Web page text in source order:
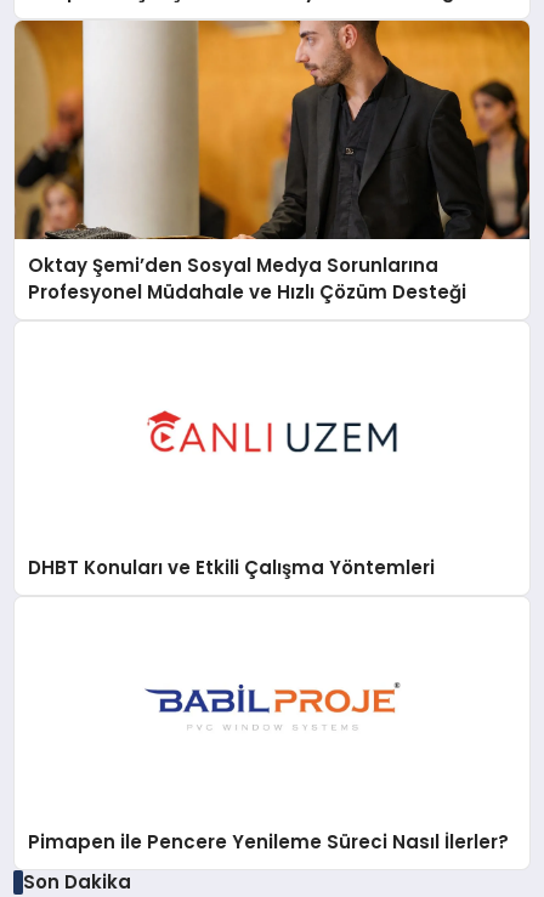
Oktay Şemi’den Sosyal Medya Sorunlarına
Profesyonel Müdahale ve Hızlı Çözüm Desteği
DHBT Konuları ve Etkili Çalışma Yöntemleri
Pimapen ile Pencere Yenileme Süreci Nasıl İlerler?
Son Dakika